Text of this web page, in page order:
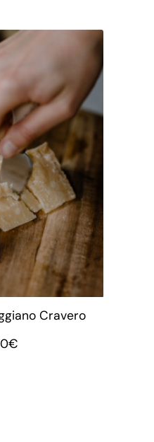
Cravero
€